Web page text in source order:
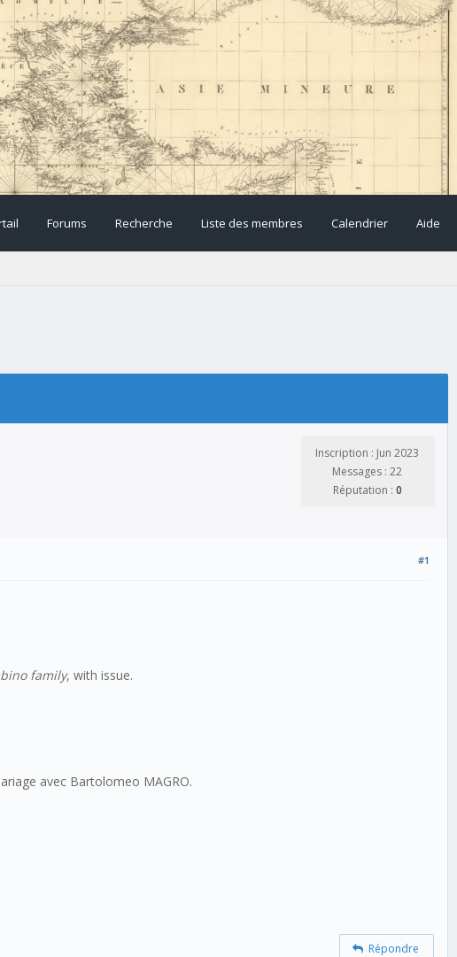
Forums Recherche Liste des membres Calendrier Aide
Inscription : Jun 2023
Messages : 22
Réputation : 0
#1
family, with issue.
avec Bartolomeo MAGRO.
Répondre